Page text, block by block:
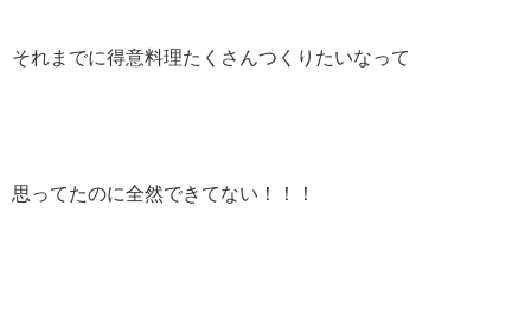
それまでに得意料理たくさんつくりたいなって
思ってたのに全然できてない！！！